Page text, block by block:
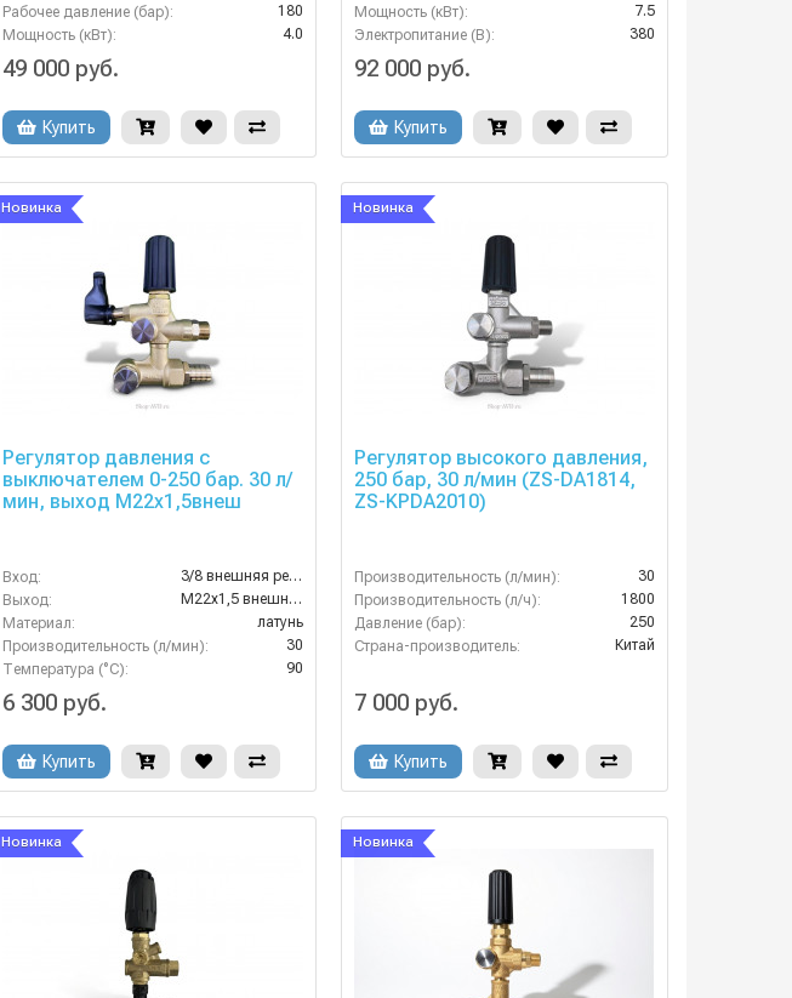
Рабочее давление (бар):
180
Мощность (кВт):
4.0
49 000 руб.
Купить
Мощность (кВт):
7.5
Электропитание (В):
380
92 000 руб.
Купить
Новинка
Регулятор давления с
выключателем 0-250 бар. 30 л/
мин, выход M22х1,5внеш
Вход:
3/8 внешняя резьба
Выход:
M22х1,5 внешняя резьба
Материал:
латунь
Производительность (л/мин):
30
Температура (°C):
90
6 300 руб.
Купить
Новинка
Регулятор высокого давления,
250 бар, 30 л/мин (ZS-DA1814,
ZS-KPDA2010)
Производительность (л/мин):
30
Производительность (л/ч):
1800
Давление (бар):
250
Страна-производитель:
Китай
7 000 руб.
Купить
Новинка Новинка